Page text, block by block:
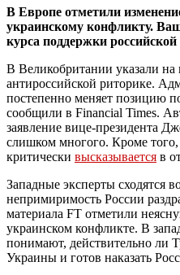
В Европе отметили
украинскому конфликту.
курса поддержки
В Великобритании указали
антироссийской риторике.
постепенно меняет позицию
сообщили в Financial Times.
заявление вице-президента
слишком многого. Кроме
критически высказывается в
Западные эксперты сходятся
непримиримость России
материала FT отметили
украинском конфликте. В
понимают, действительно ли
Украины и готов наказать